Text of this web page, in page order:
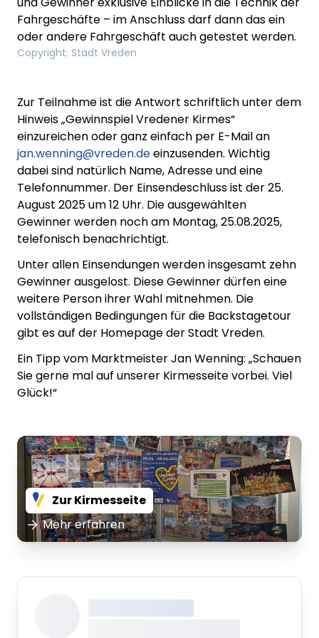
Fahrgeschäfte – im Anschluss darf dann das ein
oder andere Fahrgeschäft auch getestet werden.
Copyright: Stadt Vreden
Zur Teilnahme ist die Antwort schriftlich unter dem
Hinweis „Gewinnspiel Vredener Kirmes“
einzureichen oder ganz einfach per E-Mail an
jan.wenning@vreden.deeinzusenden. Wichtig
dabei sind natürlich Name, Adresse und eine
Telefonnummer. Der Einsendeschluss ist der 25.
August 2025 um 12 Uhr. Die ausgewählten
Gewinner werden noch am Montag, 25.08.2025,
telefonisch benachrichtigt.
Unter allen Einsendungen werden insgesamt zehn
Gewinner ausgelost. Diese Gewinner dürfen eine
weitere Person ihrer Wahl mitnehmen. Die
vollständigen Bedingungen für die Backstagetour
gibt es auf der Homepage der Stadt Vreden.
Ein Tipp vom Marktmeister Jan Wenning: „Schauen
Sie gerne mal auf unserer Kirmesseite vorbei. Viel
Glück!“
Zur Kirmesseite
Mehr erfahren